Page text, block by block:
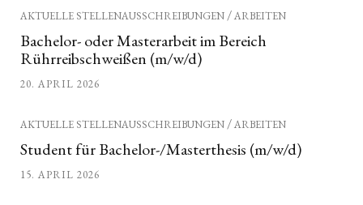
AKTUELLE STELLENAUSSCHREIBUNGEN /ARBEITEN
Bachelor- oder Masterarbeit im Bereich
Rührreibschweißen (m/w/d)
20. APRIL 2026
AKTUELLE STELLENAUSSCHREIBUNGEN /ARBEITEN
Student für Bachelor-/Masterthesis (m/w/d)
15. APRIL 2026